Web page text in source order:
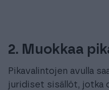
2. Muokkaa
Pikavalintojen avulla
juridiset sisällöt, jotka